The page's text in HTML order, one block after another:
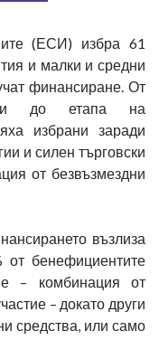
(ЕСИ) избра 61
и малки и средни
финансиране. От
до етапа на
избрани заради
и силен търговски
от безвъзмездни
възлиза
бенефициентите
– комбинация от
– докато други
средства, или само